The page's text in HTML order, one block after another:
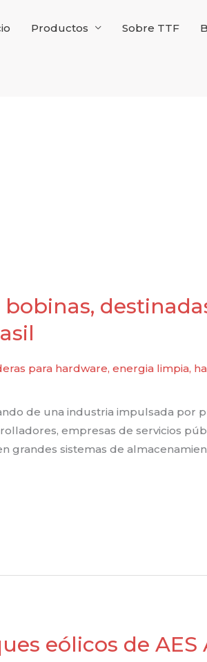
Productos Sobre TTF
para hardware,energia limpia,
de una industria impulsada por
empresas de servicios
grandes sistemas de
eólicos de